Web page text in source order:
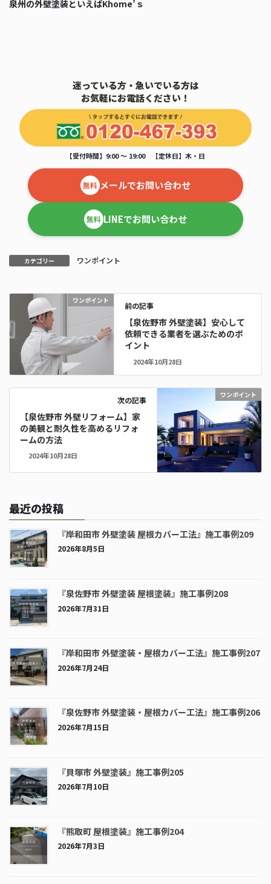
泉州の外壁塗装といえばKhome’ｓ
迷っている方・急いでいる方は
お気軽にお電話ください！
【受付時間】9:00 ～ 19:00 【定休日】木・日
無料 メールでお問い合わせ
無料 LINEでお問い合わせ
カテゴリー ワンポイント
ワンポイント
前の記事
【泉佐野市 外壁塗装】安心して
依頼できる業者を選ぶためのポ
イント
2024年10月28日
ワンポイント
次の記事
【泉佐野市 外壁リフォーム】家
の美観と耐久性を高めるリフォ
ームの方法
2024年10月28日
最近の投稿
『岸和田市 外壁塗装 屋根カバー工法』施工事例209
2026年8月5日
『泉佐野市 外壁塗装 屋根塗装』施工事例208
2026年7月31日
『岸和田市 外壁塗装・屋根カバー工法』施工事例207
2026年7月24日
『泉佐野市 外壁塗装・屋根カバー工法』施工事例206
2026年7月15日
『貝塚市 外壁塗装』施工事例205
2026年7月10日
『熊取町 屋根塗装』施工事例204
2026年7月3日